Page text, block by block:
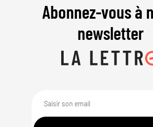
Abonnez-vous à
newsletter